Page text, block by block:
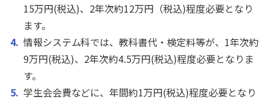
15万円(税込)、2年次約12万円（税込)程度必要となり
ます。
情報システム科では、教科書代・検定料等が、1年次約
9万円(税込)、2年次約4.5万円(税込)程度必要となりま
す。
学生会会費などに、年間約1万円(税込)程度必要となり